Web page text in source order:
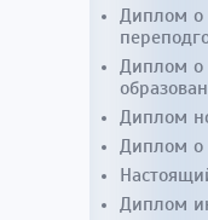
Диплом о
Диплом о
Диплом
Диплом о
Диплом